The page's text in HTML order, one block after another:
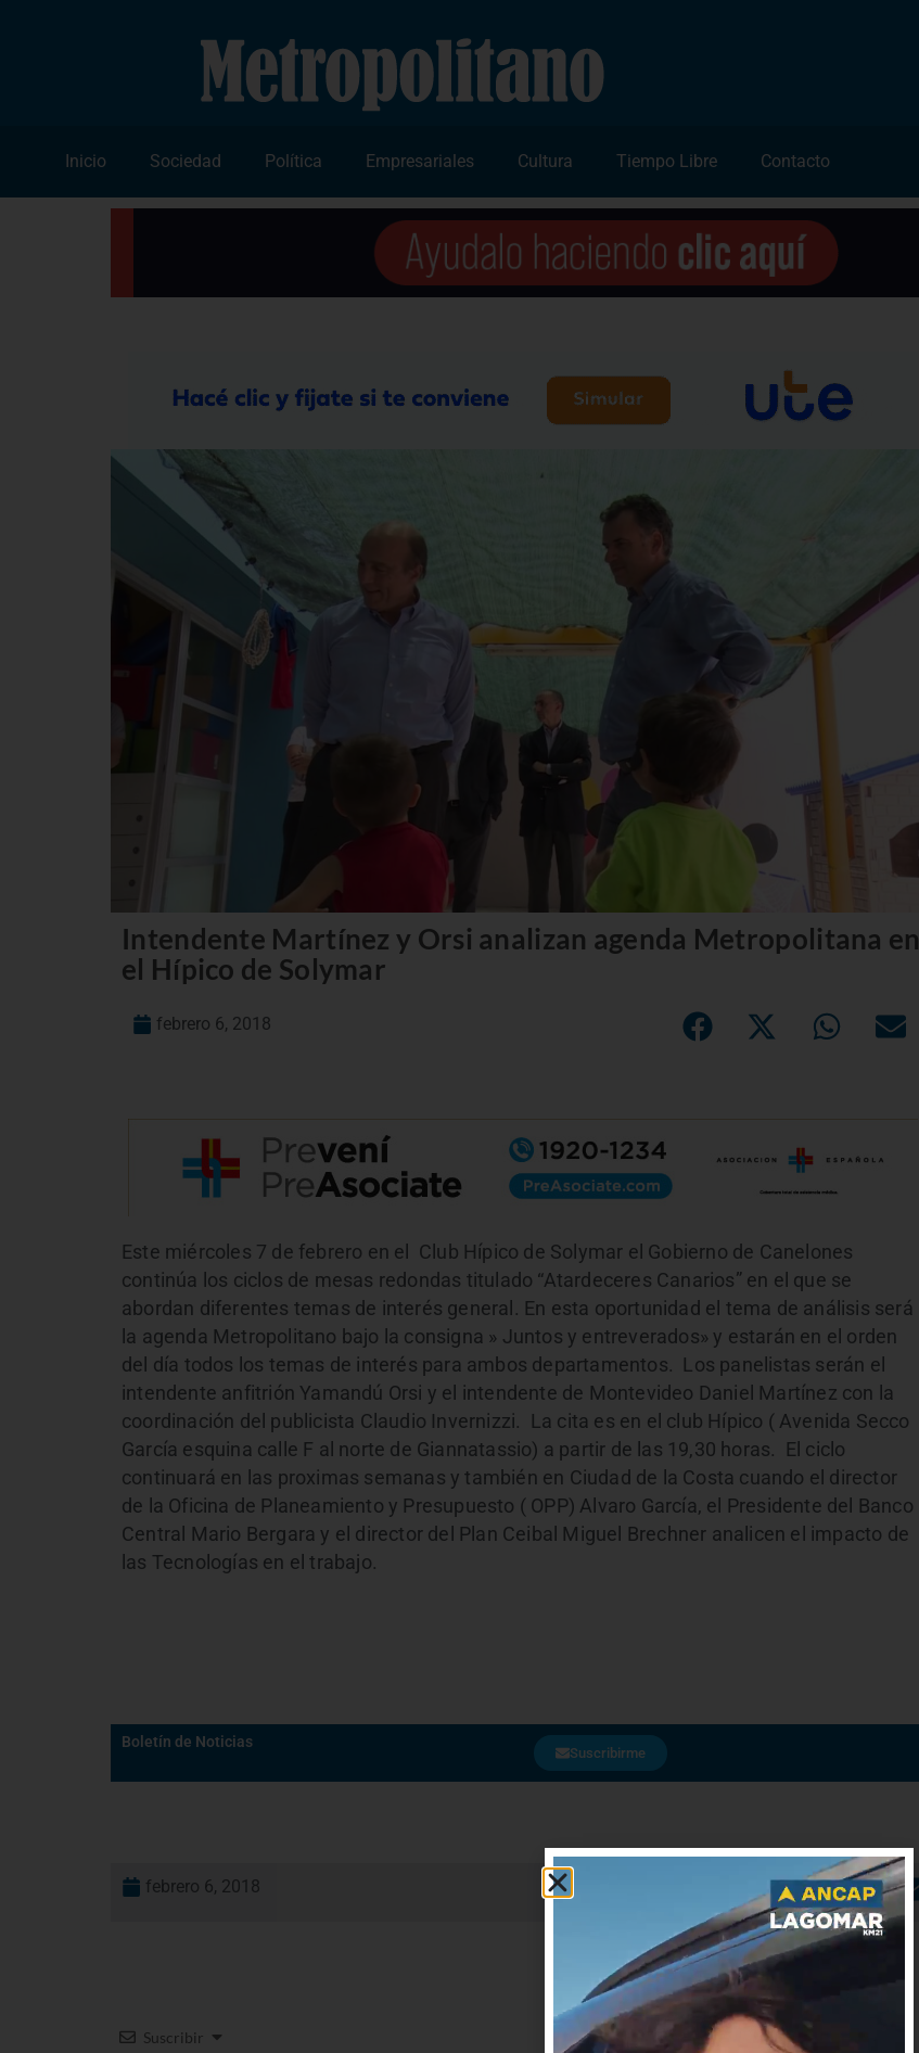
Inicio Sociedad Política Empresariales Cultura Tiempo Libre Contacto
Intendente Martínez y Orsi analizan agenda Metropolitana en
el Hípico de Solymar
febrero 6, 2018
Este miércoles 7 de febrero en el Club Hípico de Solymar el Gobierno de Canelones
continúa los ciclos de mesas redondas titulado “Atardeceres Canarios” en el que se
abordan diferentes temas de interés general. En esta oportunidad el tema de análisis será
la agenda Metropolitano bajo la consigna » Juntos y entreverados» y estarán en el orden
del día todos los temas de interés para ambos departamentos. Los panelistas serán el
intendente anfitrión Yamandú Orsi y el intendente de Montevideo Daniel Martínez con la
coordinación del publicista Claudio Invernizzi. La cita es en el club Hípico ( Avenida Secco
García esquina calle F al norte de Giannatassio) a partir de las 19,30 horas. El ciclo
continuará en las proximas semanas y también en Ciudad de la Costa cuando el director
de la Oficina de Planeamiento y Presupuesto ( OPP) Alvaro García, el Presidente del Banco
Central Mario Bergara y el director del Plan Ceibal Miguel Brechner analicen el impacto de
las Tecnologías en el trabajo.
Boletín de Noticias
Suscribirme
febrero 6, 2018
Suscribir